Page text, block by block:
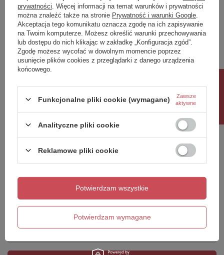
Napisz swoją opinię
Twoja ocena:
5/5
Dodaj własne zdjęcie produktu:
Twoje imię
prywatności . Więcej informacji na temat warunków i prywatności
można znaleźć także na stronie Prywatność i warunki Google
Akceptacja tego komunikatu oznacza zgodę na ich zapisywanie
na Twoim komputerze. Możesz określić warunki przechowywania
lub dostępu do nich klikając w zakładkę „Konfiguracja zgód”.
Zgodę możesz wycofać w dowolnym momencie poprzez
usunięcie plików cookies z przeglądarki z danego urządzenia
końcowego.
Funkcjonalne pliki cookie (wymagane)
Zawsze
aktywne
Analityczne pliki cookie
Reklamowe pliki cookie
Potwierdzam wymagane
Potwierdzam wszystkie